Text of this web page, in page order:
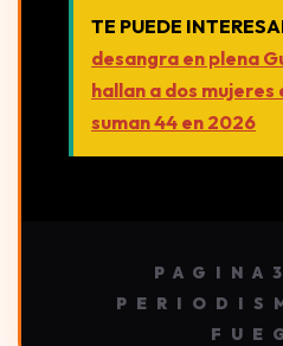
TE PUEDE
desangra en plena
hallan a dos
suman 44 en 2026